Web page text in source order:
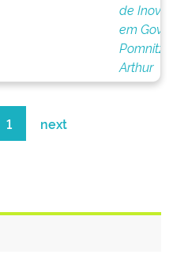
de
em
Pomnitz,
Arthur
1 next